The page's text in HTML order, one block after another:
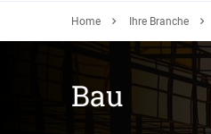
Home Ihre Branche
Bau